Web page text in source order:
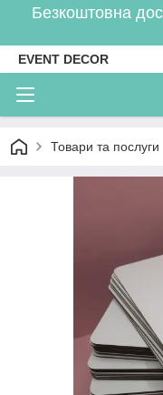
Безкоштовна
EVENT DECOR
Товари та послуги